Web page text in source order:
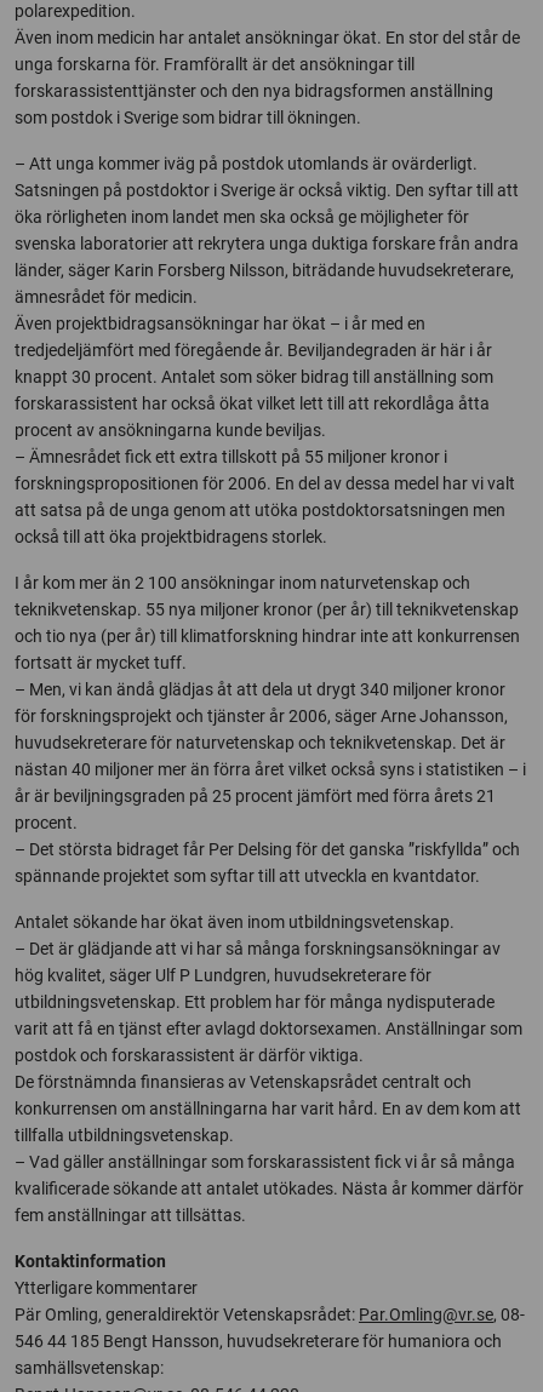
polarexpedition.
Även inom medicin har antalet ansökningar ökat. En stor del står de
unga forskarna för. Framförallt är det ansökningar till
forskarassistenttjänster och den nya bidragsformen anställning
som postdok i Sverige som bidrar till ökningen.
– Att unga kommer iväg på postdok utomlands är ovärderligt.
Satsningen på postdoktor i Sverige är också viktig. Den syftar till att
öka rörligheten inom landet men ska också ge möjligheter för
svenska laboratorier att rekrytera unga duktiga forskare från andra
länder, säger Karin Forsberg Nilsson, biträdande huvudsekreterare,
ämnesrådet för medicin.
Även projektbidragsansökningar har ökat – i år med en
tredjedeljämfört med föregående år. Beviljandegraden är här i år
knappt 30 procent. Antalet som söker bidrag till anställning som
forskarassistent har också ökat vilket lett till att rekordlåga åtta
procent av ansökningarna kunde beviljas.
– Ämnesrådet fick ett extra tillskott på 55 miljoner kronor i
forskningspropositionen för 2006. En del av dessa medel har vi valt
att satsa på de unga genom att utöka postdoktorsatsningen men
också till att öka projektbidragens storlek.
I år kom mer än 2 100 ansökningar inom naturvetenskap och
teknikvetenskap. 55 nya miljoner kronor (per år) till teknikvetenskap
och tio nya (per år) till klimatforskning hindrar inte att konkurrensen
fortsatt är mycket tuff.
– Men, vi kan ändå glädjas åt att dela ut drygt 340 miljoner kronor
för forskningsprojekt och tjänster år 2006, säger Arne Johansson,
huvudsekreterare för naturvetenskap och teknikvetenskap. Det är
nästan 40 miljoner mer än förra året vilket också syns i statistiken – i
år är beviljningsgraden på 25 procent jämfört med förra årets 21
procent.
– Det största bidraget får Per Delsing för det ganska ”riskfyllda” och
spännande projektet som syftar till att utveckla en kvantdator.
Antalet sökande har ökat även inom utbildningsvetenskap.
– Det är glädjande att vi har så många forskningsansökningar av
hög kvalitet, säger Ulf P Lundgren, huvudsekreterare för
utbildningsvetenskap. Ett problem har för många nydisputerade
varit att få en tjänst efter avlagd doktorsexamen. Anställningar som
postdok och forskarassistent är därför viktiga.
De förstnämnda finansieras av Vetenskapsrådet centralt och
konkurrensen om anställningarna har varit hård. En av dem kom att
tillfalla utbildningsvetenskap.
– Vad gäller anställningar som forskarassistent fick vi år så många
kvalificerade sökande att antalet utökades. Nästa år kommer därför
fem anställningar att tillsättas.
Kontaktinformation
Ytterligare kommentarer
Pär Omling, generaldirektör Vetenskapsrådet: Par.Omling@vr.se, 08-
546 44 185 Bengt Hansson, huvudsekreterare för humaniora och
samhällsvetenskap: